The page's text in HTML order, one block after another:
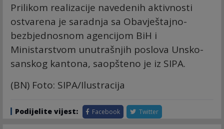
Prilikom realizacije navedenih aktivnosti
ostvarena je saradnja sa Obavještajno-
bezbjednosnom agencijom BiH i
Ministarstvom unutrašnjih poslova Unsko-
sanskog kantona, saopšteno je iz SIPA.
(BN) Foto: SIPA/Ilustracija
Podijelite vijest: Facebook Twitter